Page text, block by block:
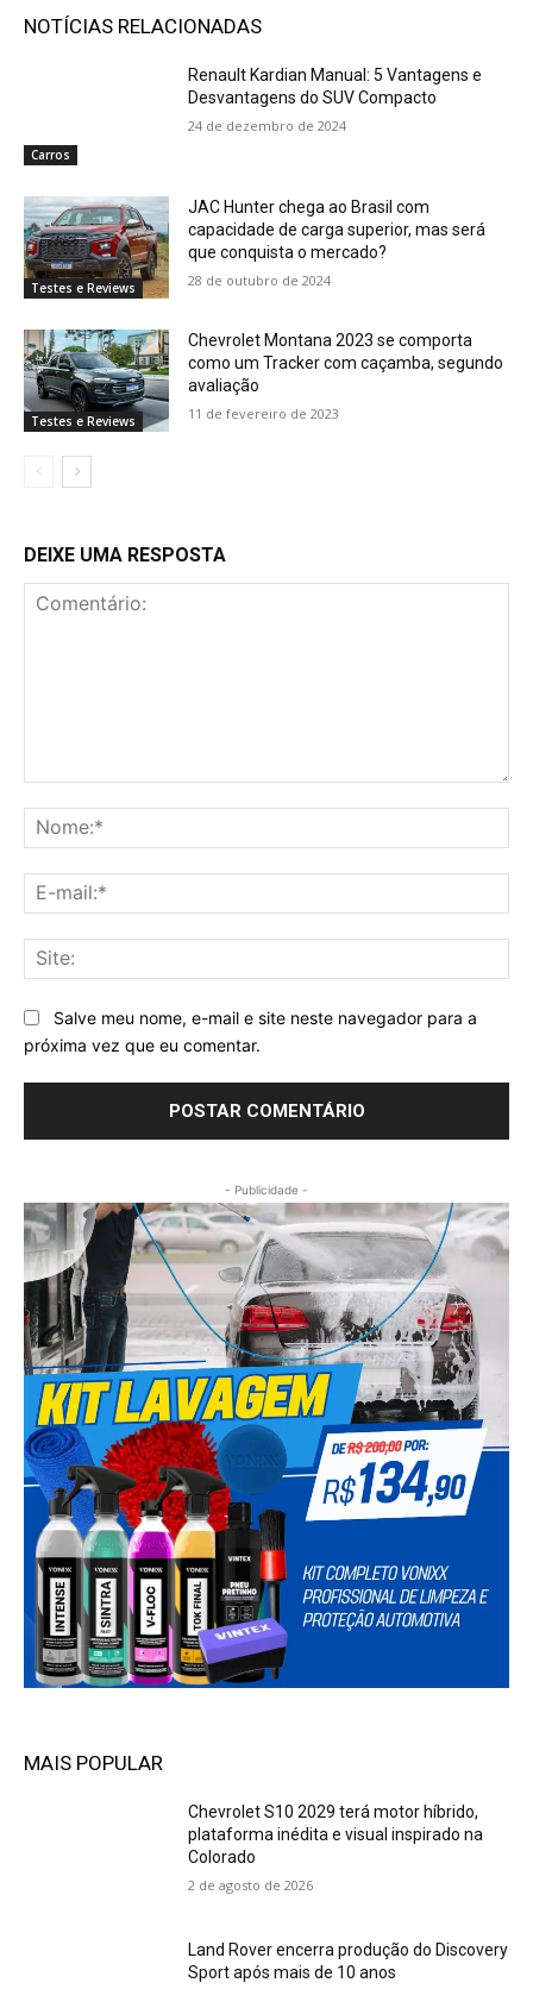
NOTÍCIAS RELACIONADAS
Carros
Renault Kardian Manual: 5 Vantagens e
Desvantagens do SUV Compacto
24 de dezembro de 2024
Testes e Reviews
JAC Hunter chega ao Brasil com
capacidade de carga superior, mas será
que conquista o mercado?
28 de outubro de 2024
Testes e Reviews
Chevrolet Montana 2023 se comporta
como um Tracker com caçamba, segundo
avaliação
11 de fevereiro de 2023
DEIXE UMA RESPOSTA
Salve meu nome, e-mail e site neste navegador para a
próxima vez que eu comentar.
- Publicidade -
MAIS POPULAR
Chevrolet S10 2029 terá motor híbrido,
plataforma inédita e visual inspirado na
Colorado
2 de agosto de 2026
Land Rover encerra produção do Discovery
Sport após mais de 10 anos